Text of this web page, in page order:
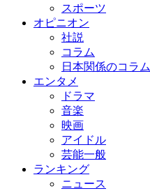
スポーツ
オピニオン
社説
コラム
日本関係のコラム
エンタメ
ドラマ
音楽
映画
アイドル
芸能一般
ランキング
ニュース